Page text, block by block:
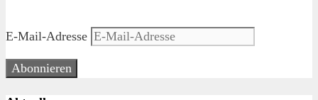
E-Mail-Adresse
Abonnieren